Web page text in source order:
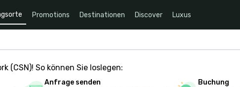
Promotions Destinationen Discover Luxus
(CSN)! So können Sie loslegen:
Anfrage senden
Buchung